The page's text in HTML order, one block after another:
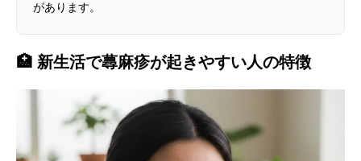
があります。
🏥 新生活で蕁麻疹が起きやすい人の特徴